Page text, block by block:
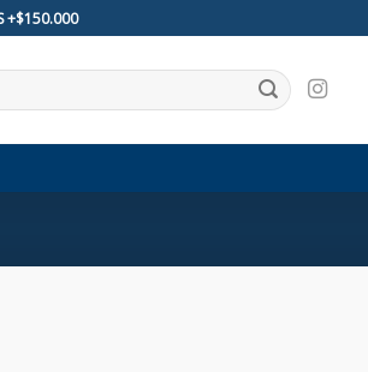
+$150.000